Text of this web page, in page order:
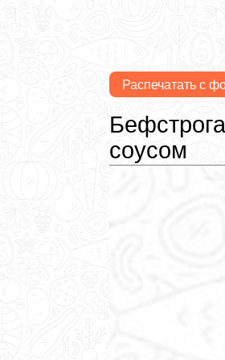
Распечатать с
соусом